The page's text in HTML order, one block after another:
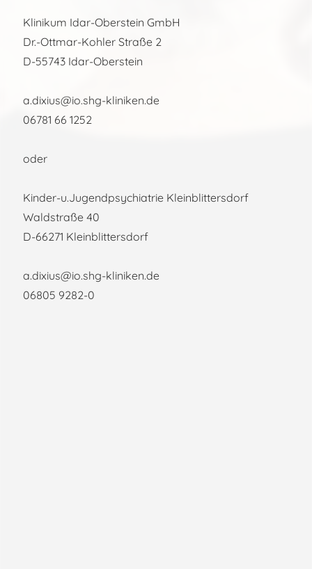
Klinikum Idar-Oberstein GmbH
Dr.-Ottmar-Kohler Straße 2
D-55743 Idar-Oberstein
a.dixius@io.shg-kliniken.de
06781 66 1252
oder
Kinder-u.Jugendpsychiatrie Kleinblittersdorf
Waldstraße 40
D-66271 Kleinblittersdorf
a.dixius@io.shg-kliniken.de
06805 9282-0